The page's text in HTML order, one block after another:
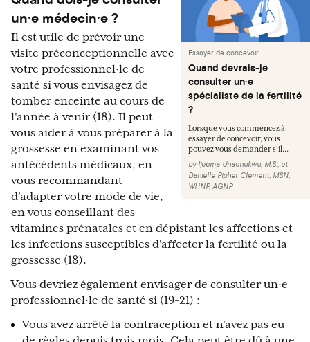
Essayer de concevoir
Quand devrais-je
consulter un·e
spécialiste de la fertilité
?
Lorsque vous commencez à
essayer de concevoir, vous
pouvez vous demander s’il...
by Ijeoma Unachukwu, M.S., et
Danielle Pipher Clement, MSN,
WHNP, AGNP
un·e médecin·e ?
Il est utile de prévoir une
visite préconceptionnelle avec
votre professionnel·le de
santé si vous envisagez de
tomber enceinte au cours de
l'année à venir (18). Il peut
vous aider à vous préparer à la
grossesse en examinant vos
antécédents médicaux, en
vous recommandant
d'adapter votre mode de vie,
en vous conseillant des
vitamines prénatales et en dépistant les affections et
les infections susceptibles d'affecter la fertilité ou la
grossesse (18).
Vous devriez également envisager de consulter un·e
professionnel·le de santé si (19-21) :
Vous avez arrêté la contraception et n'avez pas eu